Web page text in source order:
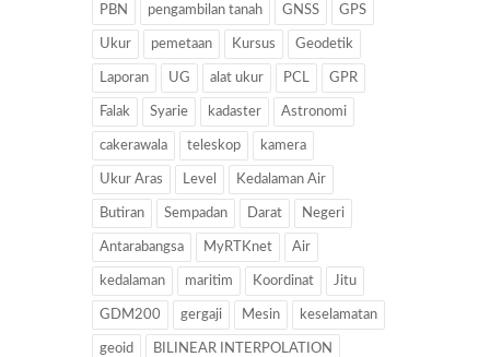
PBN pengambilan tanah GNSS GPS
Ukur pemetaan Kursus Geodetik
Laporan UG alat ukur PCL GPR
Falak Syarie kadaster Astronomi
cakerawala teleskop kamera
Ukur Aras Level Kedalaman Air
Butiran Sempadan Darat Negeri
Antarabangsa MyRTKnet Air
kedalaman maritim Koordinat Jitu
GDM200 gergaji Mesin keselamatan
geoid BILINEAR INTERPOLATION